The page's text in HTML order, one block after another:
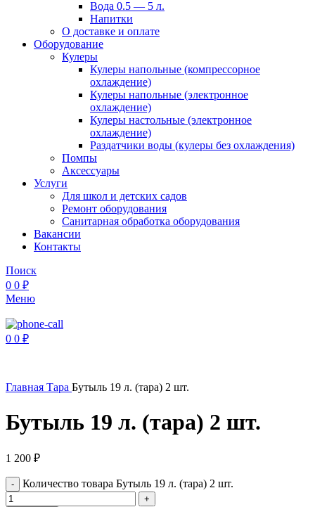
Вода 0.5 — 5 л.
Напитки
О доставке и оплате
Оборудование
Кулеры
Кулеры напольные (компрессорное
охлаждение)
Кулеры напольные (электронное
охлаждение)
Кулеры настольные (электронное
охлаждение)
Раздатчики воды (кулеры без охлаждения)
Помпы
Аксессуары
Услуги
Для школ и детских садов
Ремонт оборудования
Санитарная обработка оборудования
Вакансии
Контакты
Поиск
0 0 ₽
Меню
0 0 ₽
Главная Тара Бутыль 19 л. (тара) 2 шт.
Бутыль 19 л. (тара) 2 шт.
1 200 ₽
Количество товара Бутыль 19 л. (тара) 2 шт.